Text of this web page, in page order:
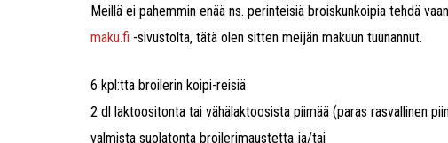
Meillä ei pahemmin enää ns. perinteisiä broiskunkoipia tehdä
maku.fi -sivustolta, tätä olen sitten meijän makuun tuunannut.
6 kpl:tta broilerin koipi-reisiä
2 dl laktoositonta tai vähälaktoosista piimää (paras rasvallinen
valmista suolatonta broilerimaustetta ja/tai